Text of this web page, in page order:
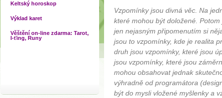
Keltský horoskop
Výklad karet
Věštění on-line zdarma: Tarot,
I-ťing, Runy
Vzpomínky jsou divná věc. Na
které mohou být doložené.
jen nejasným připomenutím si
jsou to vzpomínky, kde je realita
druh jsou vzpomínky, které jsou
jsou vzpomínky, které jsou
mohou obsahovat jednak
výhradně od programátora
být do mysli vložené myšlenky a